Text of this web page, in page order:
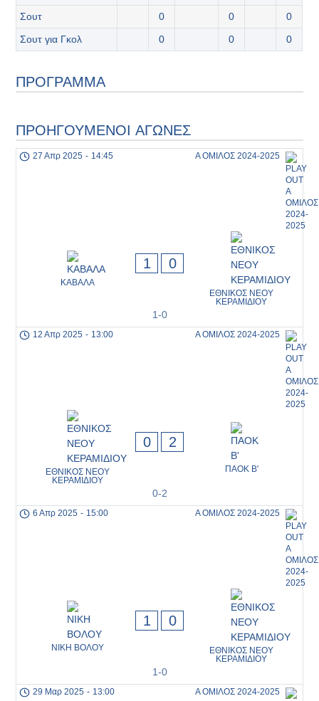
Σουτ
0 0
0
Σουτ για Γκολ
0 0 0
ΠΡΟΓΡΑΜΜΑ
ΠΡΟΗΓΟΥΜΕΝΟΙ ΑΓΩΝΕΣ
Α ΟΜΙΛΟΣ 2024-2025
27 Απρ 2025 - 14:45
ΚΑΒΑΛΑ
1 0
ΕΘΝΙΚΟΣ ΝΕΟΥ
ΚΕΡΑΜΙΔΙΟΥ
1-0
Α ΟΜΙΛΟΣ 2024-2025
12 Απρ 2025 - 13:00
ΕΘΝΙΚΟΣ ΝΕΟΥ
ΚΕΡΑΜΙΔΙΟΥ
0 2
ΠΑΟΚ Β'
0-2
Α ΟΜΙΛΟΣ 2024-2025
6 Απρ 2025 - 15:00
ΝΙΚΗ ΒΟΛΟΥ
1 0
ΕΘΝΙΚΟΣ ΝΕΟΥ
ΚΕΡΑΜΙΔΙΟΥ
1-0
Α ΟΜΙΛΟΣ 2024-2025
29 Μαρ 2025 - 13:00